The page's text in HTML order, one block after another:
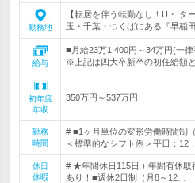
勤務地
【転居を伴う転勤なし！U・Iタ
玉・千葉・つくばにある『早稲
給与
■月給23万1,400円～34万円(一
※上記は四大卒新卒の初任給額
初年度
年収
350万円～537万円
勤務
時間
# ■1ヶ月単位の変形労働時間制
＜標準的なシフト例＞平日：12
休日
休暇
# ★年間休日115日＋年間有休
あり！■週休2日制（月8～12…